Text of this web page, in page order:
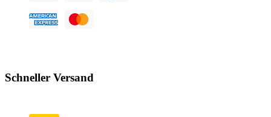
Schneller Versand